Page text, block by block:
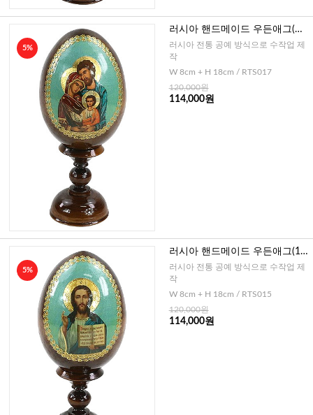
5%
러시아 핸드메이드 우든애그(성
가정)-중
러시아 전통 공예 방식으로 수작업 제
작
W 8cm + H 18cm / RTS017
120,000원
114,000원
5%
러시아 핸드메이드 우든애그(16
C 그리스도)-중
러시아 전통 공예 방식으로 수작업 제
작
W 8cm + H 18cm / RTS015
120,000원
114,000원